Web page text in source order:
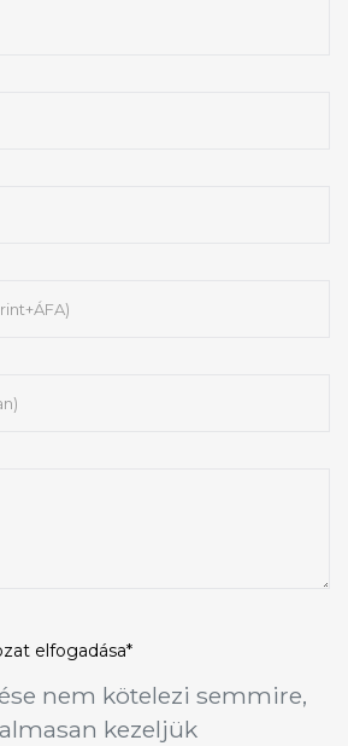
elfogadása*
nem kötelezi semmire,
kezeljük